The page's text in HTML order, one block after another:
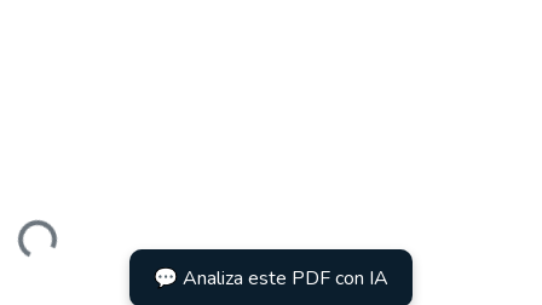
💬 Analiza este PDF con IA